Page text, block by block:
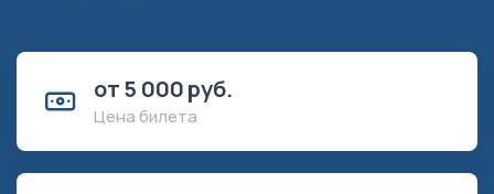
от 5 000 руб.
Цена билета